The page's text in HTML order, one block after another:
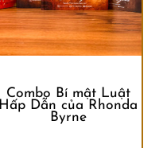
Combo Bí mật Luật
Hấp Dẫn của Rhonda
Byrne